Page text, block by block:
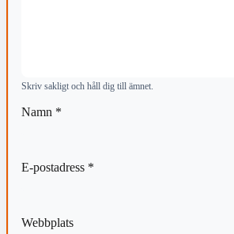
Skriv sakligt och håll dig till ämnet.
Namn *
E-postadress *
Webbplats